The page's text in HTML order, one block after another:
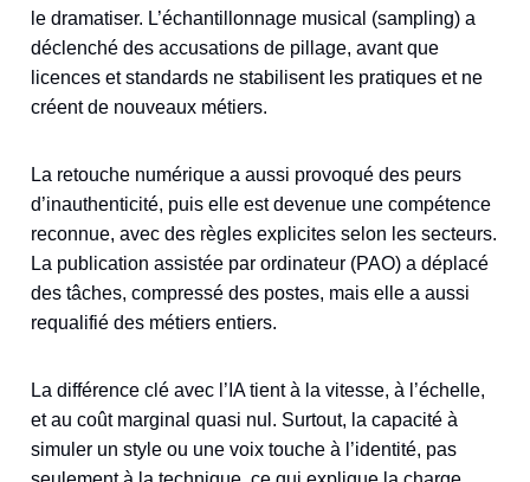
le dramatiser. L’échantillonnage musical (sampling) a
déclenché des accusations de pillage, avant que
licences et standards ne stabilisent les pratiques et ne
créent de nouveaux métiers.
La retouche numérique a aussi provoqué des peurs
d’inauthenticité, puis elle est devenue une compétence
reconnue, avec des règles explicites selon les secteurs.
La publication assistée par ordinateur (PAO) a déplacé
des tâches, compressé des postes, mais elle a aussi
requalifié des métiers entiers.
La différence clé avec l’IA tient à la vitesse, à l’échelle,
et au coût marginal quasi nul. Surtout, la capacité à
simuler un style ou une voix touche à l’identité, pas